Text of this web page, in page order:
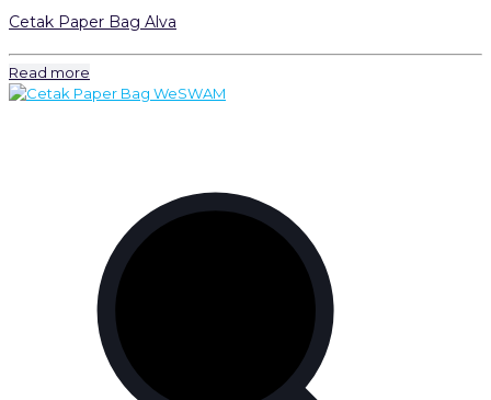
Cetak Paper Bag Alva
Read more